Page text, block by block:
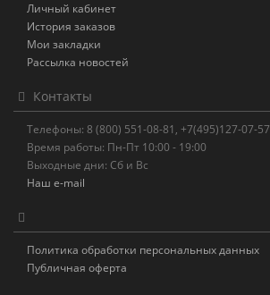
Личный кабинет
История заказов
Мои закладки
Рассылка новостей
Контакты
Телефоны: 8 (800) 551-08-81, +7(495)127-07-57
Время работы: Пн-Пт 10:00 - 19:00
Выходные дни: Сб и Вс
Наш e-mail
Политика обработки персональных данных
Публичная оферта